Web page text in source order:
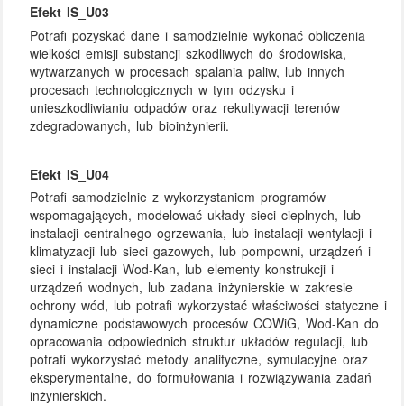
Efekt IS_U03
Potrafi pozyskać dane i samodzielnie wykonać obliczenia
wielkości emisji substancji szkodliwych do środowiska,
wytwarzanych w procesach spalania paliw, lub innych
procesach technologicznych w tym odzysku i
unieszkodliwianiu odpadów oraz rekultywacji terenów
zdegradowanych, lub bioinżynierii.
Efekt IS_U04
Potrafi samodzielnie z wykorzystaniem programów
wspomagających, modelować układy sieci cieplnych, lub
instalacji centralnego ogrzewania, lub instalacji wentylacji i
klimatyzacji lub sieci gazowych, lub pompowni, urządzeń i
sieci i instalacji Wod-Kan, lub elementy konstrukcji i
urządzeń wodnych, lub zadana inżynierskie w zakresie
ochrony wód, lub potrafi wykorzystać właściwości statyczne i
dynamiczne podstawowych procesów COWiG, Wod-Kan do
opracowania odpowiednich struktur układów regulacji, lub
potrafi wykorzystać metody analityczne, symulacyjne oraz
eksperymentalne, do formułowania i rozwiązywania zadań
inżynierskich.